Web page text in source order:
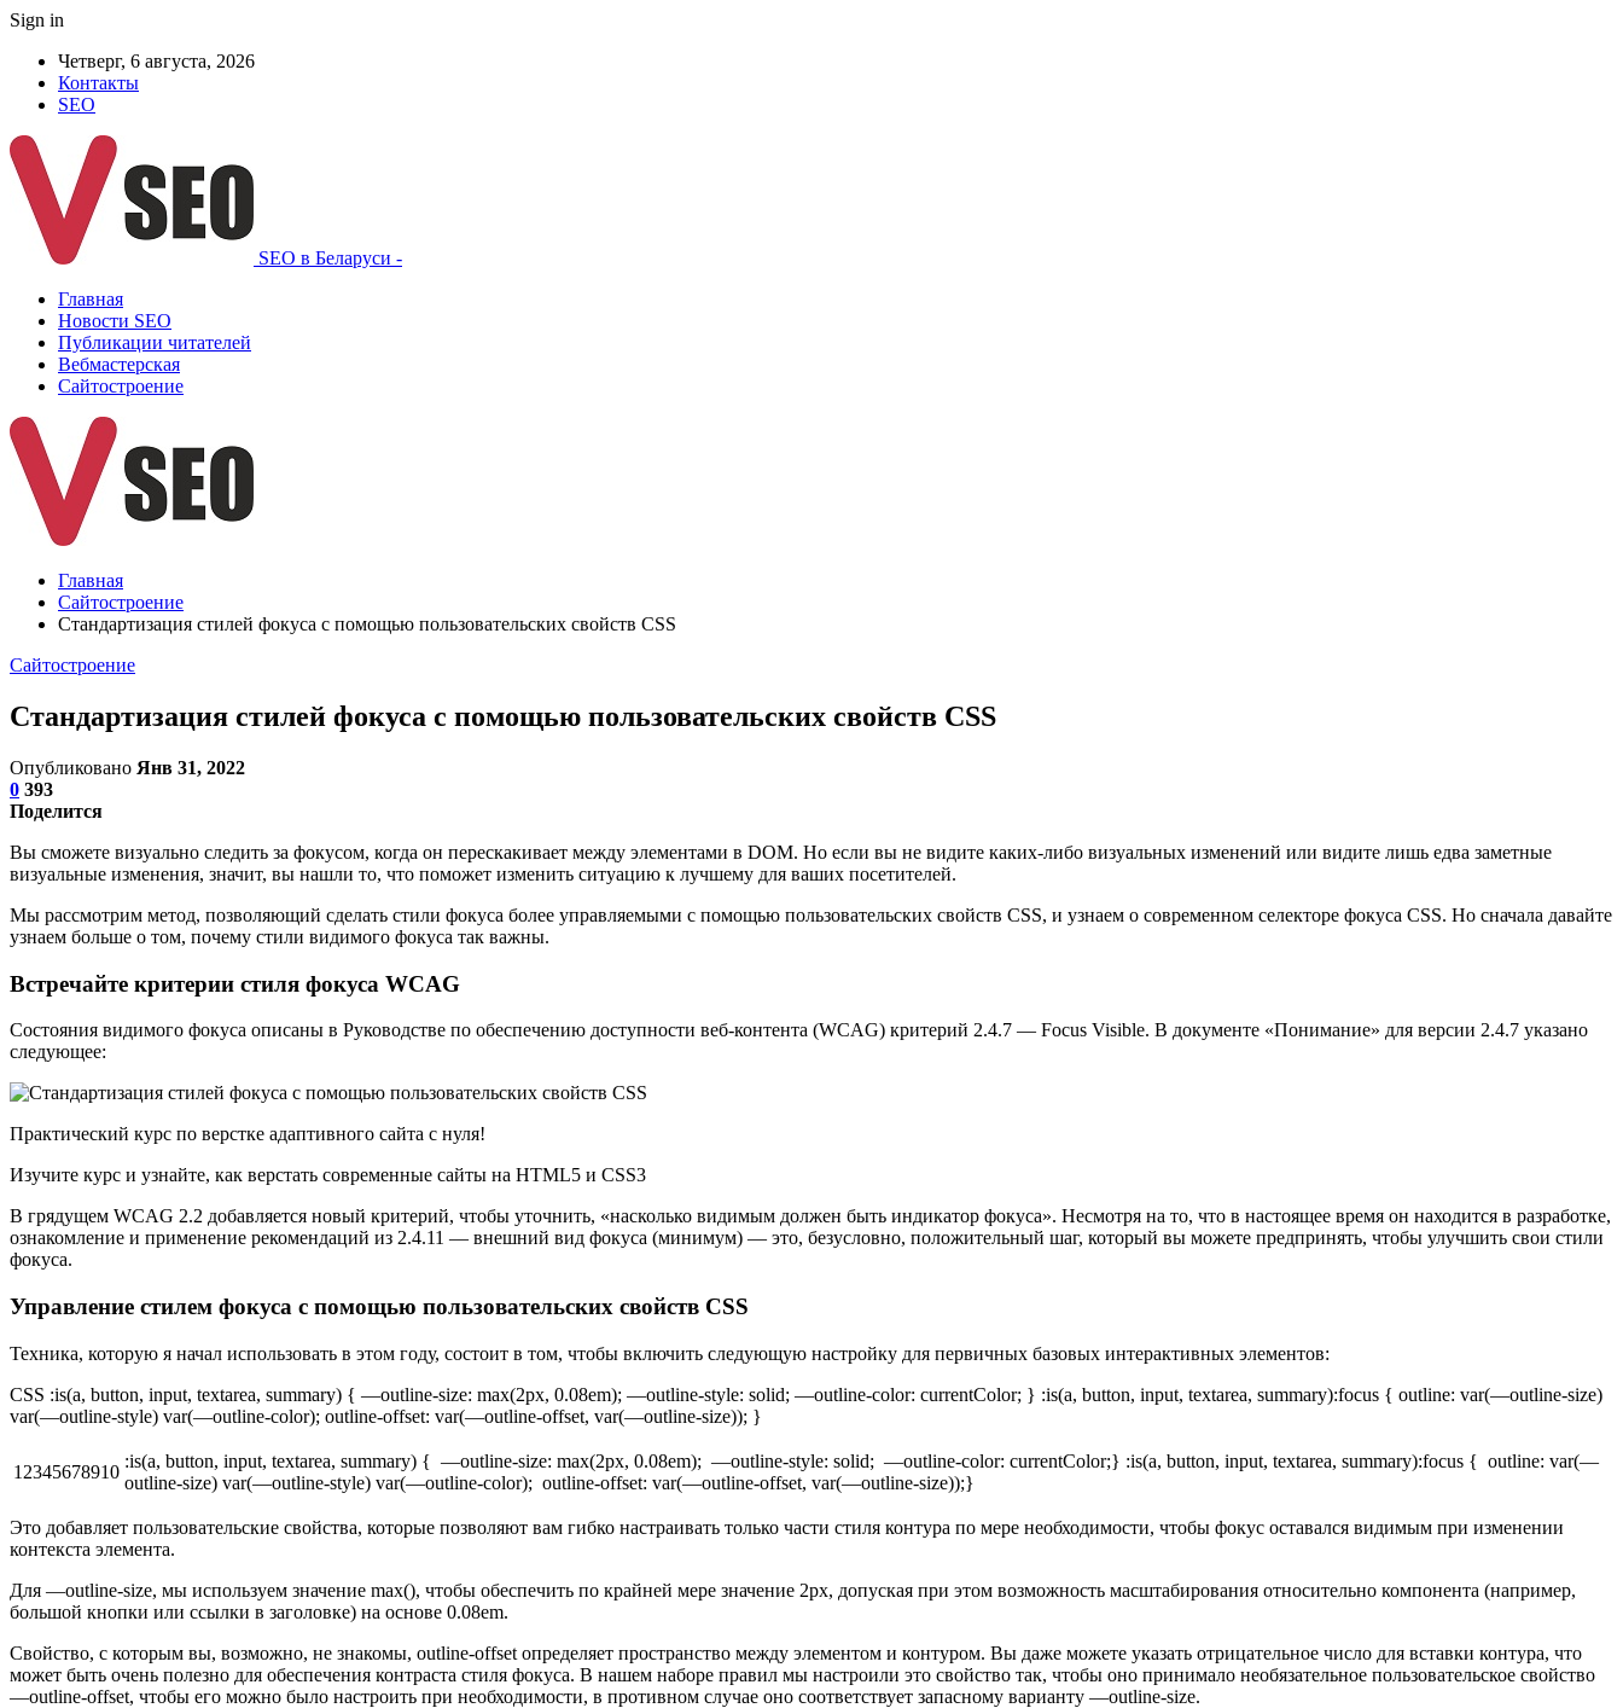
Sign in
Четверг, 6 августа, 2026
Контакты
SEO
SEO в Беларуси -
Главная
Новости SEO
Публикации читателей
Вебмастерская
Сайтостроение
Главная
Сайтостроение
Стандартизация стилей фокуса с помощью пользовательских свойств CSS
Сайтостроение
Стандартизация стилей фокуса с помощью пользовательских свойств CSS
Опубликовано Янв 31, 2022
0 393
Поделится
Вы сможете визуально следить за фокусом, когда он перескакивает между элементами в DOM. Но если вы не видите каких-либо визуальных изменений или видите лишь едва заметные
визуальные изменения, значит, вы нашли то, что поможет изменить ситуацию к лучшему для ваших посетителей.
Мы рассмотрим метод, позволяющий сделать стили фокуса более управляемыми с помощью пользовательских свойств CSS, и узнаем о современном селекторе фокуса CSS. Но сначала давайте
узнаем больше о том, почему стили видимого фокуса так важны.
Встречайте критерии стиля фокуса WCAG
Состояния видимого фокуса описаны в Руководстве по обеспечению доступности веб-контента (WCAG) критерий 2.4.7 — Focus Visible. В документе «Понимание» для версии 2.4.7 указано
следующее:
Практический курс по верстке адаптивного сайта с нуля!
Изучите курс и узнайте, как верстать современные сайты на HTML5 и CSS3
В грядущем WCAG 2.2 добавляется новый критерий, чтобы уточнить, «насколько видимым должен быть индикатор фокуса». Несмотря на то, что в настоящее время он находится в разработке,
ознакомление и применение рекомендаций из 2.4.11 — внешний вид фокуса (минимум) — это, безусловно, положительный шаг, который вы можете предпринять, чтобы улучшить свои стили
фокуса.
Управление стилем фокуса с помощью пользовательских свойств CSS
Техника, которую я начал использовать в этом году, состоит в том, чтобы включить следующую настройку для первичных базовых интерактивных элементов:
CSS :is(a, button, input, textarea, summary) { —outline-size: max(2px, 0.08em); —outline-style: solid; —outline-color: currentColor; } :is(a, button, input, textarea, summary):focus { outline: var(—outline-size)
var(—outline-style) var(—outline-color); outline-offset: var(—outline-offset, var(—outline-size)); }
12345678910
:is(a, button, input, textarea, summary) { —outline-size: max(2px, 0.08em); —outline-style: solid; —outline-color: currentColor;} :is(a, button, input, textarea, summary):focus { outline: var(—
outline-size) var(—outline-style) var(—outline-color); outline-offset: var(—outline-offset, var(—outline-size));}
Это добавляет пользовательские свойства, которые позволяют вам гибко настраивать только части стиля контура по мере необходимости, чтобы фокус оставался видимым при изменении
контекста элемента.
Для —outline-size, мы используем значение max(), чтобы обеспечить по крайней мере значение 2px, допуская при этом возможность масштабирования относительно компонента (например,
большой кнопки или ссылки в заголовке) на основе 0.08em.
Свойство, с которым вы, возможно, не знакомы, outline-offset определяет пространство между элементом и контуром. Вы даже можете указать отрицательное число для вставки контура, что
может быть очень полезно для обеспечения контраста стиля фокуса. В нашем наборе правил мы настроили это свойство так, чтобы оно принимало необязательное пользовательское свойство
—outline-offset, чтобы его можно было настроить при необходимости, в противном случае оно соответствует запасному варианту —outline-size.